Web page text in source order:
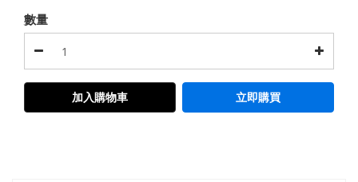
數量
加入購物車 立即購買